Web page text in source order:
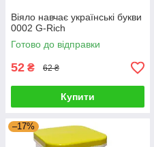
Віяло навчає українські букви
0002 G-Rich
Готово до відправки
52 ₴ 62 ₴
Купити
–17%